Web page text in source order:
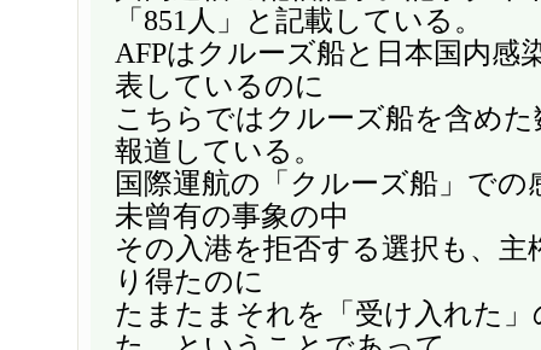
「851人」と記載している。
AFPはクルーズ船と日本国内感
表しているのに
こちらではクルーズ船を含め
報道している。
国際運航の「クルーズ船」での
未曾有の事象の中
その入港を拒否する選択も、主
り得たのに
たまたまそれを「受け入れた